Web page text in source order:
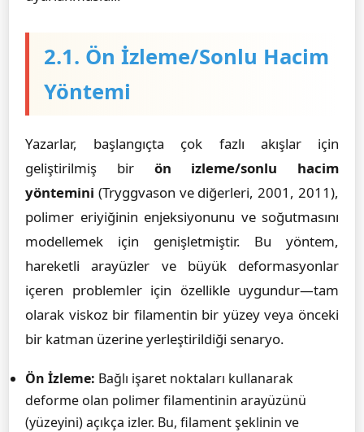
2.1. Ön İzleme/Sonlu Hacim
Yöntemi
Yazarlar, başlangıçta çok fazlı akışlar için
geliştirilmiş bir ön izleme/sonlu hacim
yöntemini (Tryggvason ve diğerleri, 2001, 2011),
polimer eriyiğinin enjeksiyonunu ve soğutmasını
modellemek için genişletmiştir. Bu yöntem,
hareketli arayüzler ve büyük deformasyonlar
içeren problemler için özellikle uygundur—tam
olarak viskoz bir filamentin bir yüzey veya önceki
bir katman üzerine yerleştirildiği senaryo.
Ön İzleme: Bağlı işaret noktaları kullanarak
deforme olan polimer filamentinin arayüzünü
(yüzeyini) açıkça izler. Bu, filament şeklinin ve